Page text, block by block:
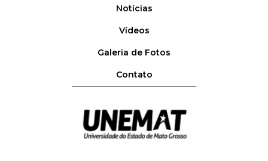
Notícias
Vídeos
Galeria de Fotos
Contato